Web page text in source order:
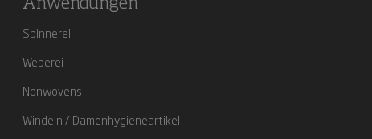
Anwendungen
Spinnerei
Weberei
Nonwovens
Windeln / Damenhygieneartikel